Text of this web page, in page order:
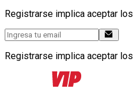
Registrarse implica aceptar los
Registrarse implica aceptar los